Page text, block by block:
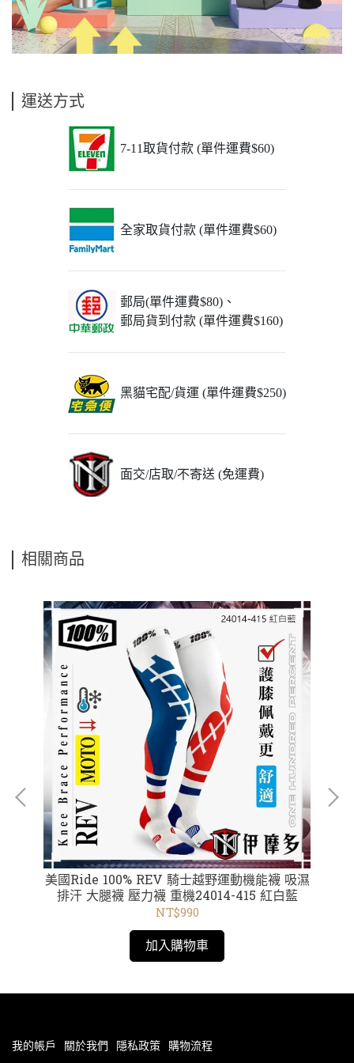
運送方式
7-11取貨付款 (單件運費$60)
全家取貨付款 (單件運費$60)
郵局(單件運費$80)、
郵局貨到付款 (單件運費$160)
黑貓宅配/貨運 (單件運費$250)
面交/店取/不寄送 (免運費)
相關商品
美國Ride 100% REV 騎士越野運動機能襪 吸濕
排汗 大腿襪 壓力襪 重機24014-415 紅白藍
NT$990
加入購物車
我的帳戶 關於我們 隱私政策 購物流程